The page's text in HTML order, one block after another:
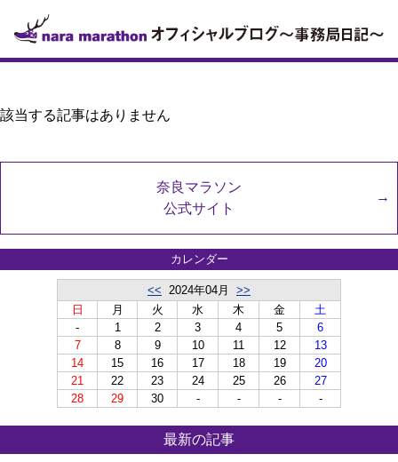
該当する記事はありません
奈良マラソン
公式サイト
カレンダー
<< 2024年04月 >>
日
月 火 水 木 金
土
-
1 2 3 4 5
6
7
8 9 10 11 12
13
14
15 16 17 18 19
20
21
22 23 24 25 26
27
28
29 30 - - - -
最新の記事